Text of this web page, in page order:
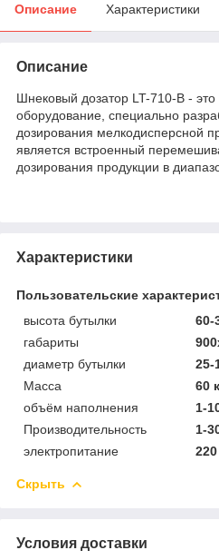
Описание Характеристики
Описание
Шнековый дозатор LT-710-B - это
оборудование, специально
дозирования мелкодисперсной
является встроенный
дозирования продукции в
Характеристики
Пользовательские
высота бутылки
60-
габариты
диаметр бутылки
25-
Масса
60
объём наполнения
1-
Производительность
1-
электропитание
Скрыть
Условия доставки